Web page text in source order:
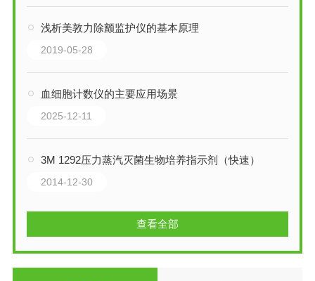
浅析美敦力除颤监护仪的基本原理
2019-05-28
血细胞计数仪的主要应用场景
2025-12-11
3M 1292压力蒸汽灭菌生物培养指示剂（快速）
2014-12-30
查看全部